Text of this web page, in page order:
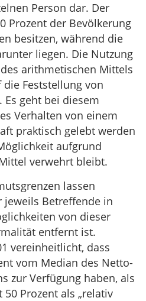
Person dar. Der
Prozent der Bevölkerung
besitzen, während die
liegen. Die Nutzung
arithmetischen Mittels
Feststellung von
geht bei diesem
Verhalten von einem
praktisch gelebt werden
aufgrund
verwehrt bleibt.
lassen
jeweils Betreffende in
von dieser
entfernt ist.
vereinheitlicht, dass
vom Median des Netto-
zur Verfügung haben, als
Prozent als „relativ